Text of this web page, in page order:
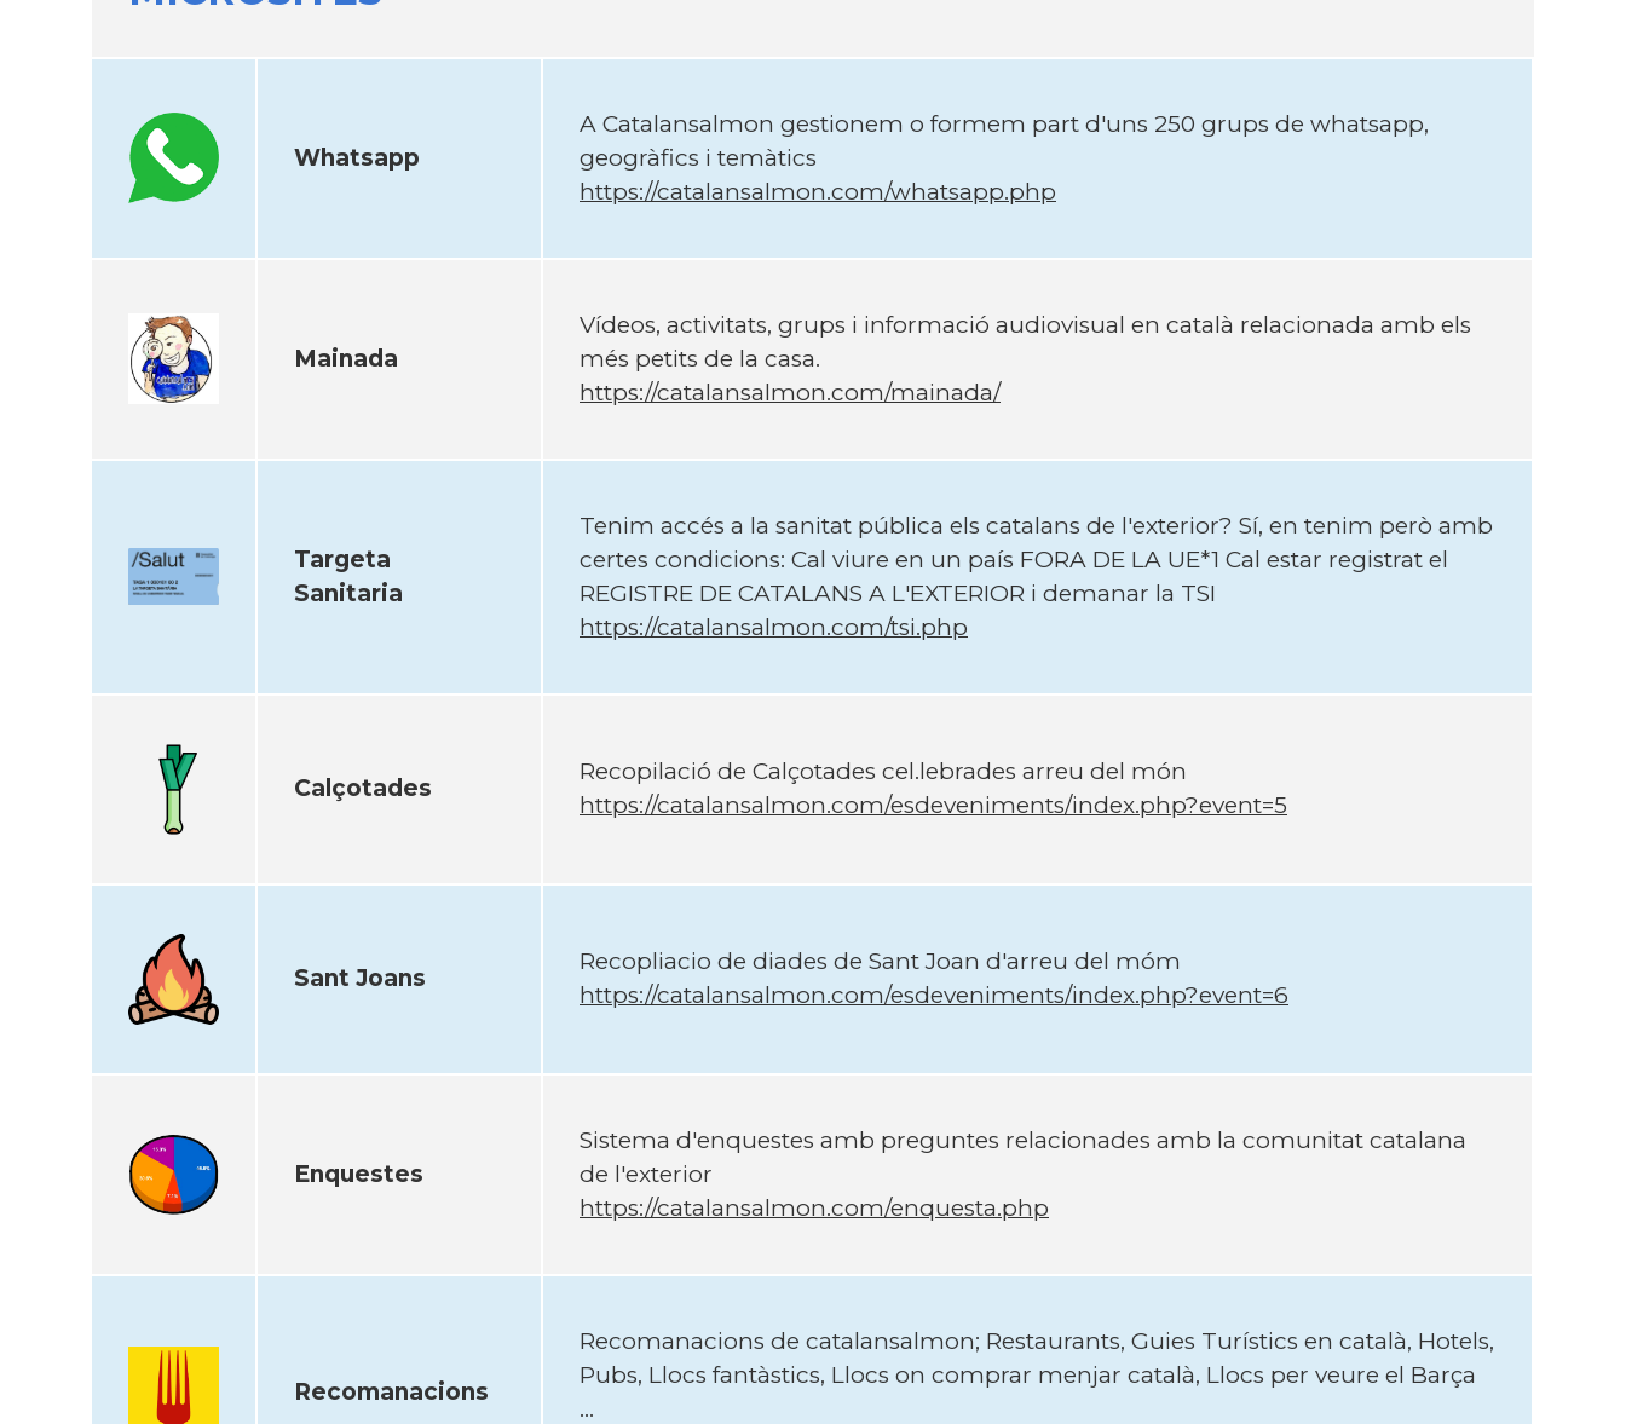
Whatsapp
A Catalansalmon gestionem o formem part d'uns 250 grups de whatsapp,
geogràfics i temàtics
https://catalansalmon.com/whatsapp.php
Mainada
Ví­deos, activitats, grups i informació audiovisual en català relacionada amb els
més petits de la casa.
https://catalansalmon.com/mainada/
Targeta
Sanitaria
Tenim accés a la sanitat pública els catalans de l'exterior? Sí, en tenim però amb
certes condicions: Cal viure en un país FORA DE LA UE*1 Cal estar registrat el
REGISTRE DE CATALANS A L'EXTERIOR i demanar la TSI
https://catalansalmon.com/tsi.php
Calçotades
Recopilació de Calçotades cel.lebrades arreu del món
https://catalansalmon.com/esdeveniments/index.php?event=5
Sant Joans
Recopliacio de diades de Sant Joan d'arreu del móm
https://catalansalmon.com/esdeveniments/index.php?event=6
Enquestes
Sistema d'enquestes amb preguntes relacionades amb la comunitat catalana
de l'exterior
https://catalansalmon.com/enquesta.php
Recomanacions
Recomanacions de catalansalmon; Restaurants, Guies Turístics en català, Hotels,
Pubs, Llocs fantàstics, Llocs on comprar menjar català, Llocs per veure el Barça
...